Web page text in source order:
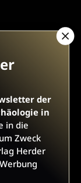
der
in
in die
Zweck
Herder